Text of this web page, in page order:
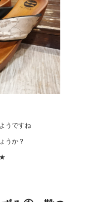
うですね
うか？